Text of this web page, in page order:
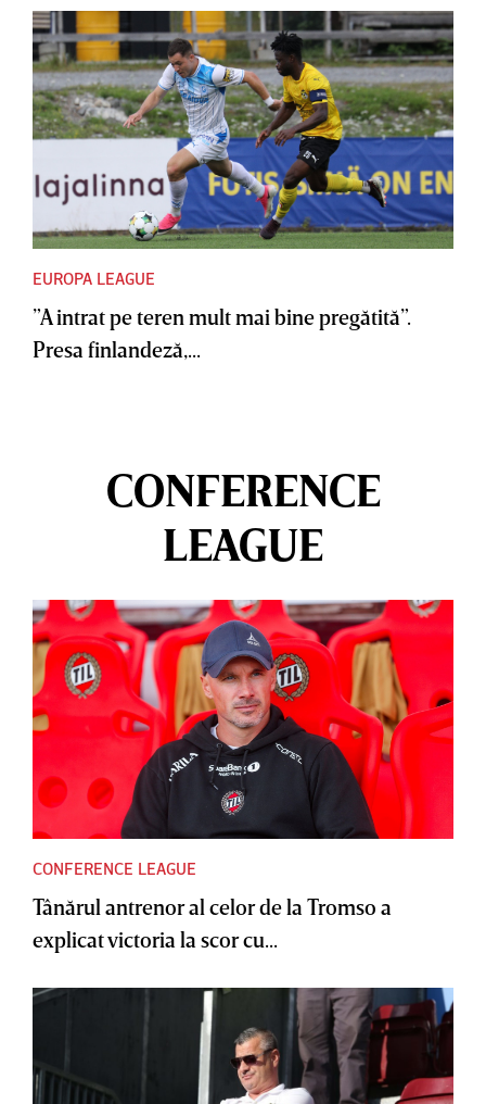
EUROPA LEAGUE
”A intrat pe teren mult mai bine pregătită”.
Presa finlandeză,...
CONFERENCE
LEAGUE
CONFERENCE LEAGUE
Tânărul antrenor al celor de la Tromso a
explicat victoria la scor cu...